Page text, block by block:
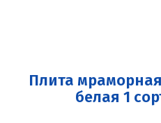
Плита
белая 1